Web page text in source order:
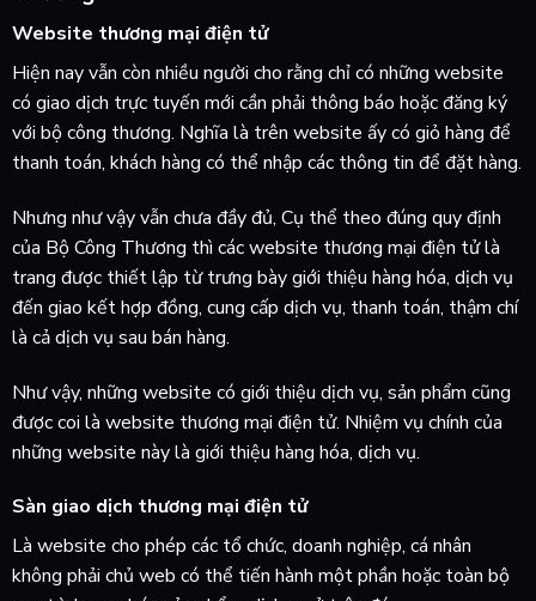
Website thương mại điện tử
Hiện nay vẫn còn nhiều người cho rằng chỉ có những website
có giao dịch trực tuyến mới cần phải thông báo hoặc đăng ký
với bộ công thương. Nghĩa là trên website ấy có giỏ hàng để
thanh toán, khách hàng có thể nhập các thông tin để đặt hàng.
Nhưng như vậy vẫn chưa đầy đủ, Cụ thể theo đúng quy định
của Bộ Công Thương thì các website thương mại điện tử là
trang được thiết lập từ trưng bày giới thiệu hàng hóa, dịch vụ
đến giao kết hợp đồng, cung cấp dịch vụ, thanh toán, thậm chí
là cả dịch vụ sau bán hàng.
Như vậy, những website có giới thiệu dịch vụ, sản phẩm cũng
được coi là website thương mại điện tử. Nhiệm vụ chính của
những website này là giới thiệu hàng hóa, dịch vụ.
Sàn giao dịch thương mại điện tử
Là website cho phép các tổ chức, doanh nghiệp, cá nhân
không phải chủ web có thể tiến hành một phần hoặc toàn bộ